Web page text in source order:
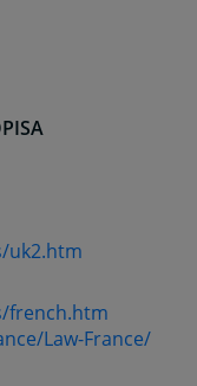
uk2.htm
french.htm
Law-France/